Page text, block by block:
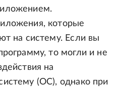
которые
на систему. Если вы
то могли и не
на
(ОС), однако при